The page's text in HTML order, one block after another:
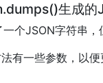
生成的
个JSON字符串，
有一些参数，以